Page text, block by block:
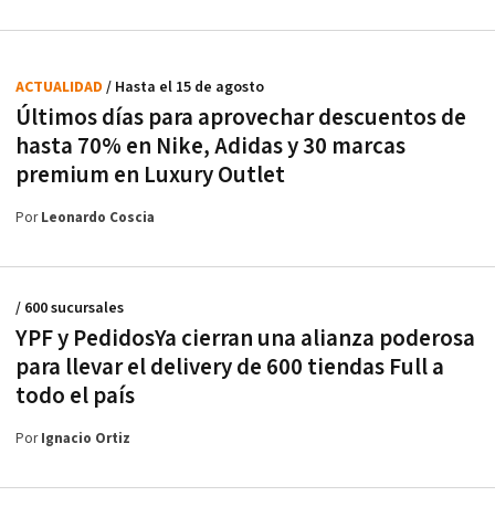
Últimos días para aprovechar descuentos de
hasta 70% en Nike, Adidas y 30 marcas
premium en Luxury Outlet
ACTUALIDAD / Hasta el 15 de agosto
PorLeonardo Coscia
YPF y PedidosYa cierran una alianza poderosa
para llevar el delivery de 600 tiendas Full a
todo el país
/ 600 sucursales
PorIgnacio Ortiz